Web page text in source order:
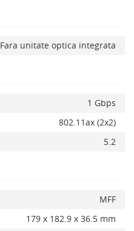
Fara unitate optica integrata
1 Gbps
802.11ax (2x2)
5.2
MFF
179 x 182.9 x 36.5 mm